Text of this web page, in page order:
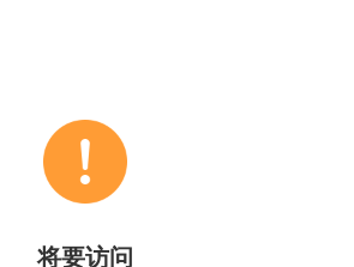
将要访问